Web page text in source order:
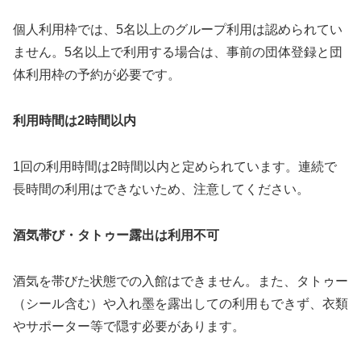
個人利用枠では、5名以上のグループ利用は認められてい
ません。5名以上で利用する場合は、事前の団体登録と団
体利用枠の予約が必要です。
利用時間は2時間以内
1回の利用時間は2時間以内と定められています。連続で
長時間の利用はできないため、注意してください。
酒気帯び・タトゥー露出は利用不可
酒気を帯びた状態での入館はできません。また、タトゥー
（シール含む）や入れ墨を露出しての利用もできず、衣類
やサポーター等で隠す必要があります。